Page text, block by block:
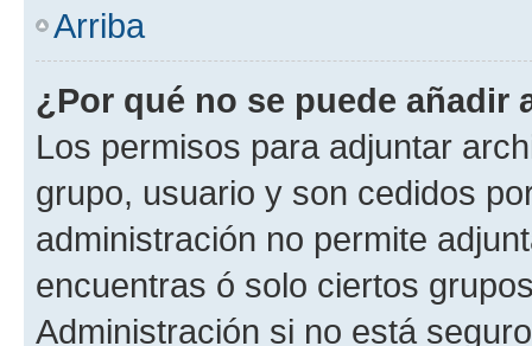
Arriba
¿Por qué no se puede añadir
Los permisos para adjuntar
grupo, usuario y son cedidos
administración no permite
encuentras ó solo ciertos
Administración si no está